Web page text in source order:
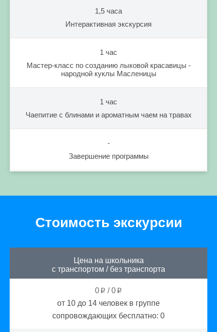
1,5 часа
Интерактивная экскурсия
1 час
Мастер-класс по созданию лыковой красавицы -
народной куклы Масленицы
1 час
Чаепитие с блинами и ароматным чаем на травах
-
Завершение программы
Стоимость экскурсии
Цена на школьника
с транспортом / без транспорта
0 p /0 p
от 10 до 14 человек в группе
сопровождающих бесплатно: 0